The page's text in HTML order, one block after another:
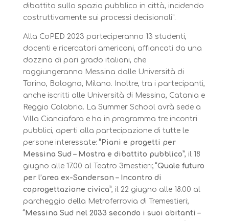
dibattito sullo spazio pubblico in città, incidendo
costruttivamente sui processi decisionali”.
Alla CoPED 2023 parteciperanno 13 studenti,
docenti e ricercatori americani, affiancati da una
dozzina di pari grado italiani, che
raggiungeranno Messina dalle Università di
Torino, Bologna, Milano. Inoltre, tra i partecipanti,
anche iscritti alle Università di Messina, Catania e
Reggio Calabria. La Summer School avrà sede a
Villa Cianciafara e ha in programma tre incontri
pubblici, aperti alla partecipazione di tutte le
persone interessate:“Piani e progetti per
Messina Sud – Mostra e dibattito pubblico”, il 18
giugno alle 17.00 al Teatro 3mestieri;“Quale futuro
per l’area ex-Sanderson – Incontro di
coprogettazione civica”, il 22 giugno alle 18.00 al
parcheggio della Metroferrovia di Tremestieri;
“Messina Sud nel 2033 secondo i suoi abitanti –